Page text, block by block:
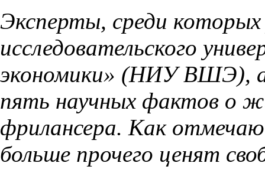
Эксперты, среди
исследовательского
экономики» (НИУ ВШЭ), а
пять научных фактов о
фрилансера. Как
больше прочего ценят